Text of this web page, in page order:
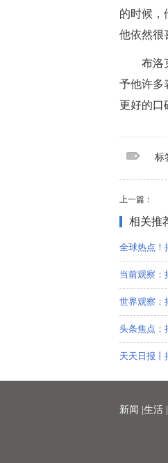
的时候，
他依然很
布洛
予他许多
更好的口
标
上一篇：
相关推
全球热点！
当前观察：
世界观察：
头条焦点：
天天日报丨
热资讯！西
杨桥街道以
新闻 |生活 |